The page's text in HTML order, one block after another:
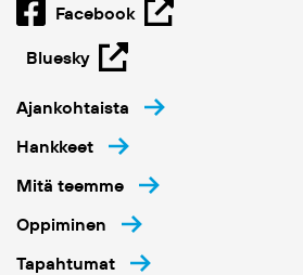
Facebook
Bluesky
Ajankohtaista
Hankkeet
Mitä teemme
Oppiminen
Tapahtumat